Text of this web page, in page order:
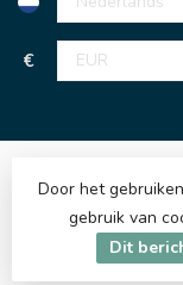
€
©
Door het
gebruik van
Dit